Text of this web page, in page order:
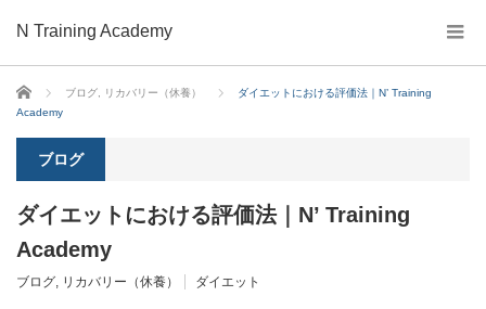
N Training Academy
ホーム ブログ リカバリー（休養）
ダイエットにおける評価法｜N’ Training
Academy
ブログ
ダイエットにおける評価法｜N’ Training
Academy
ブログ, リカバリー（休養） ダイエット